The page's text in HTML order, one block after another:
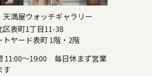
天満屋ウォッチギャラリー
区表町1丁目11-38
トヤード表町 1階・2階
11:00～19:00 毎日休まず営業
す